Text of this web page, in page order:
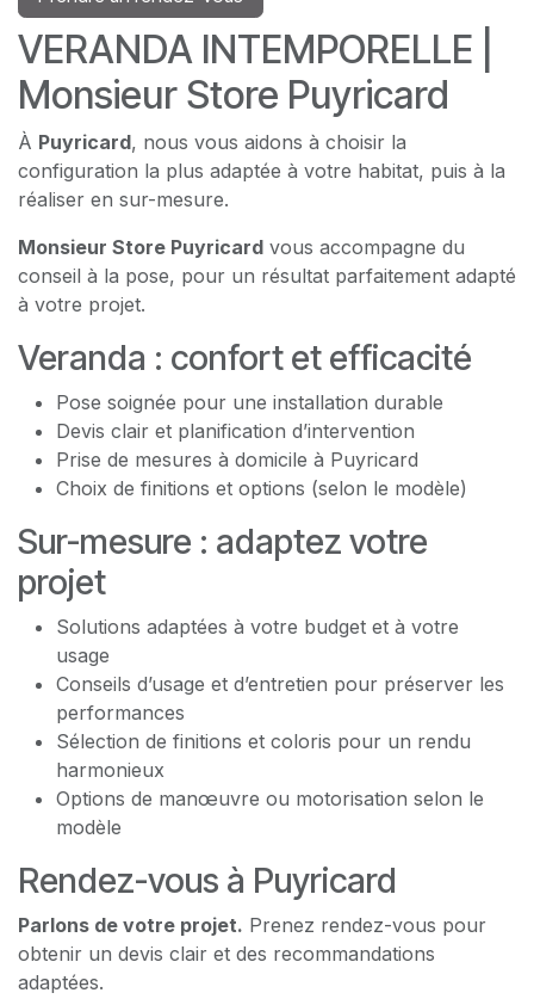
VERANDA INTEMPORELLE |
Monsieur Store Puyricard
À Puyricard, nous vous aidons à choisir la
configuration la plus adaptée à votre habitat, puis à la
réaliser en sur-mesure.
Monsieur Store Puyricard vous accompagne du
conseil à la pose, pour un résultat parfaitement adapté
à votre projet.
Veranda : confort et efficacité
Pose soignée pour une installation durable
Devis clair et planification d’intervention
Prise de mesures à domicile à Puyricard
Choix de finitions et options (selon le modèle)
Sur-mesure : adaptez votre
projet
Solutions adaptées à votre budget et à votre
usage
Conseils d’usage et d’entretien pour préserver les
performances
Sélection de finitions et coloris pour un rendu
harmonieux
Options de manœuvre ou motorisation selon le
modèle
Rendez-vous à Puyricard
Parlons de votre projet. Prenez rendez-vous pour
obtenir un devis clair et des recommandations
adaptées.